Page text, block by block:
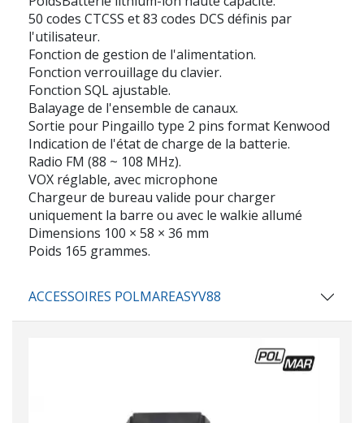
50 codes CTCSS et 83 codes DCS définis par
l'utilisateur.
Fonction de gestion de l'alimentation.
Fonction verrouillage du clavier.
Fonction SQL ajustable.
Balayage de l'ensemble de canaux.
Sortie pour Pingaillo type 2 pins format Kenwood
Indication de l'état de charge de la batterie.
Radio FM (88 ~ 108 MHz).
VOX réglable, avec microphone
Chargeur de bureau valide pour charger
uniquement la barre ou avec le walkie allumé
Dimensions 100 × 58 × 36 mm
Poids 165 grammes.
ACCESSOIRES POLMAREASYV88